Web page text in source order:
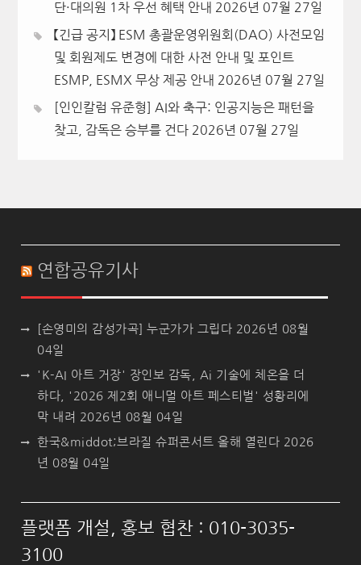
단·대의원 1차 우선 혜택 안내 2026년 07월 27일
【긴급 공지】 ESM 총괄운영위원회(DAO) 사전모임
및 회원제도 변경에 대한 사전 안내 및 포인트
ESMP, ESMX 무상 제공 안내 2026년 07월 27일
[인인칼럼 유준형] AI와 축구: 인공지능은 패턴을
찾고, 감독은 승부를 건다 2026년 07월 27일
연합공유기사
[손영미의 감성가곡] 누군가가 그립다 2026년 08월
04일
'K-AI 아트 거장' 장인보 감독, Ai 기술에 체온을 더
하다, '2026 제2회 애니멀 아트 페스티벌' 성황리에
막 내려 2026년 08월 04일
한국&middot;브라질 슈퍼콘서트 올해 열린다 2026
년 08월 04일
플랫폼 개설, 홍보 협찬 : 010-3035-
3100